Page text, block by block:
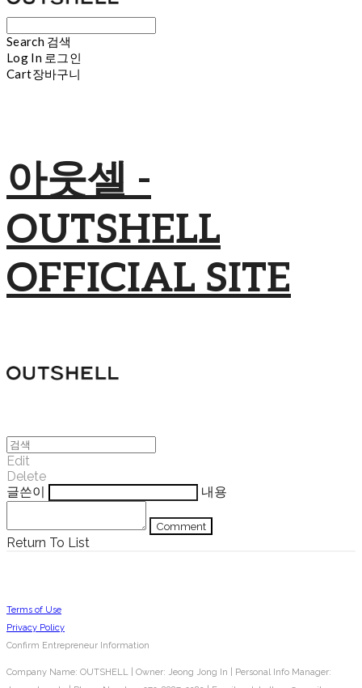
Search 검색
Log In 로그인
Cart장바구니
아웃셀 -
OUTSHELL
OFFICIAL SITE
Edit
Delete
글쓴이
내용
Comment
Return To List
Terms of Use
Privacy Policy
Confirm Entrepreneur Information
Company Name: OUTSHELL | Owner: Jeong Jong In | Personal Info Manager: